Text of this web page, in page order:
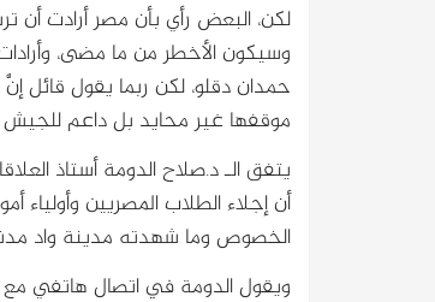
لكن، البعض رأي بأن مصر أرادت
وسيكون الأخطر من ما مضى،
حمدان دقلو، لكن ربما يقول قائل
موقفها غير محايد بل داعم للجيش
يتفق الـ د.صلاح الدومة أستاذ
أن إجلاء الطلاب المصريين
الخصوص وما شهدته مدينة واد
ويقول الدومة في اتصال هاتفي مع